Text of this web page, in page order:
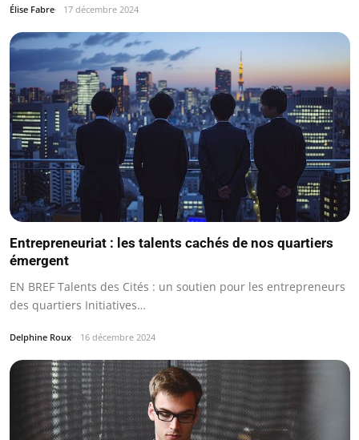
Élise Fabre 17 décembre 2024
Entrepreneuriat : les talents cachés de nos quartiers
émergent
EN BREF Talents des Cités : un soutien pour les entrepreneurs
des quartiers Initiatives…
Delphine Roux 16 décembre 2024